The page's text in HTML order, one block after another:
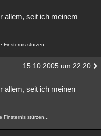
allem, seit ich meinem
Finsternis stürzen...
15.10.2005 um 22:20
allem, seit ich meinen
Finsternis stürzen...